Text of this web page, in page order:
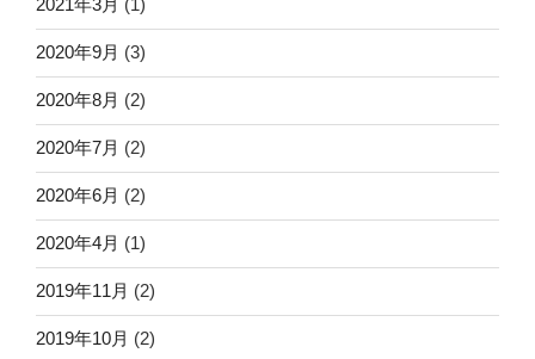
2021年3月 (1)
2020年9月 (3)
2020年8月 (2)
2020年7月 (2)
2020年6月 (2)
2020年4月 (1)
2019年11月 (2)
2019年10月 (2)